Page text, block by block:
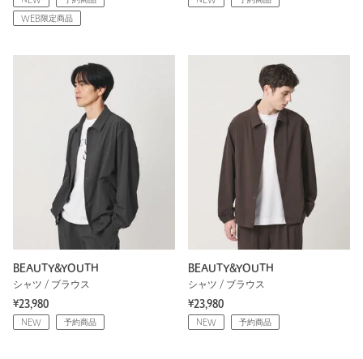
WEB限定商品
BEAUTY&YOUTH
シャツ / ブラウス
¥23,980
NEW 予約商品
BEAUTY&YOUTH
シャツ / ブラウス
¥23,980
NEW 予約商品